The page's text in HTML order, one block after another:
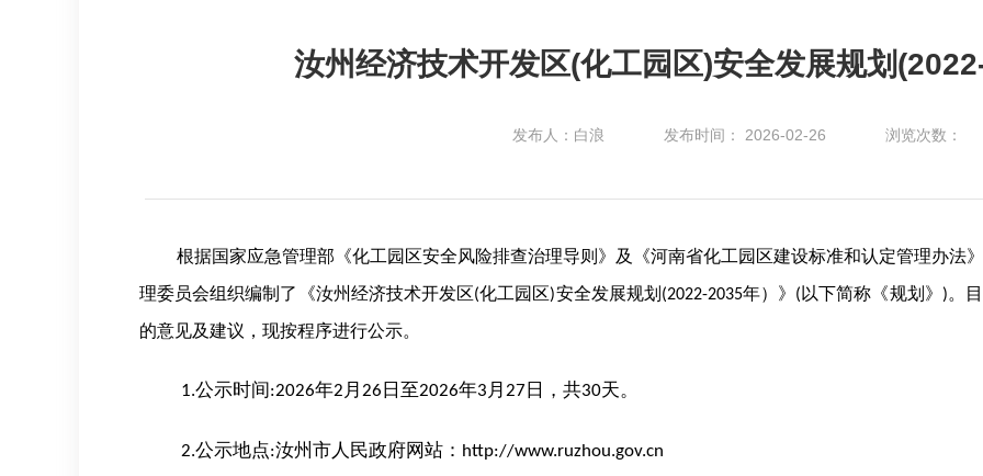
汝州经济技术开发区(化工园区)安全发展规划
发布人：白浪 发布时间： 2026-02-26 浏览次数：
根据国家应急管理部《化工园区安全风险排查治理导则》及《河南省化工园区建设标准和认定管理办法
理委员会组织编制了《汝州经济技术开发区(化工园区)安全发展规划 (2022-2035年）》 ( 以下简称《规划》 )。
的意见及建议，现按程序进行公示。
1.公示时间:2026年2 月 26 日至2026年3 月 27 日，共30天。
2.公示地点:汝州市人民政府网站： http://www.ruzhou.gov.cn